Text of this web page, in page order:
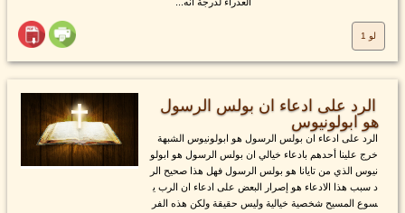
لو 1
الرد على ادعاء ان بولس الرسول
هو ابولونيوس
الرد على ادعاء ان بولس الرسول هو ابولونيوس الشبهة
خرج علينا أحدهم بادعاء خيالي ان بولس الرسول هو ابولو
نيوس الذي من تايانا هو بولس الرسول فهل هذا صحيح الر
د سبب هذا الادعاء هو إصرار البعض على ادعاء ان الرب ي
سوع المسيح شخصية خيالية وليس حقيقة ولكن هذه الفر